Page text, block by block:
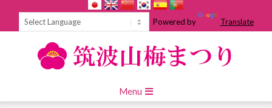
Powered by Translate
Navigation
Menu